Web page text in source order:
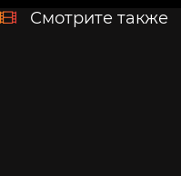
Смотрите также